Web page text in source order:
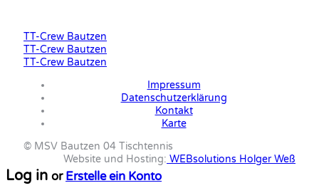
TT-Crew Bautzen
TT-Crew Bautzen
TT-Crew Bautzen
Impressum
Datenschutzerklärung
Kontakt
Karte
© MSV Bautzen 04 Tischtennis
Website und Hosting: WEBsolutions Holger Weß
Log in or Erstelle ein Konto